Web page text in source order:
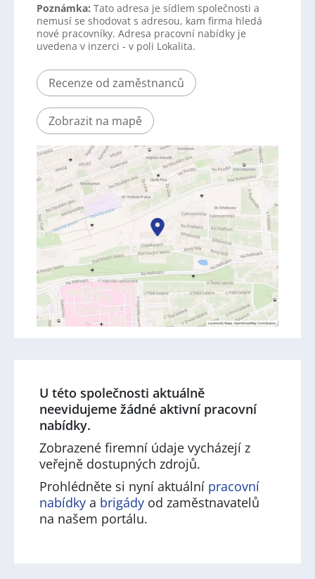
Poznámka: Tato adresa je sídlem společnosti a
nemusí se shodovat s adresou, kam firma hledá
nové pracovníky. Adresa pracovní nabídky je
uvedena v inzerci - v poli Lokalita.
Recenze od zaměstnanců
Zobrazit na mapě
U této společnosti aktuálně
neevidujeme žádné aktivní pracovní
nabídky.
Zobrazené firemní údaje vycházejí z
veřejně dostupných zdrojů.
Prohlédněte si nyní aktuální pracovní
nabídky a brigády od zaměstnavatelů
na našem portálu.